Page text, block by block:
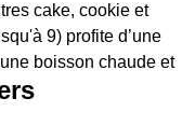
cake, cookie et
9) profite d’une
boisson chaude et